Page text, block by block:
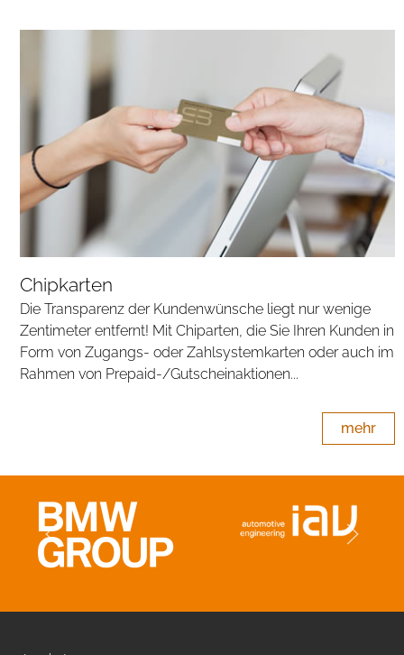
Chipkarten
Die Transparenz der Kundenwünsche liegt nur wenige
Zentimeter entfernt! Mit Chiparten, die Sie Ihren Kunden in
Form von Zugangs- oder Zahlsystemkarten oder auch im
Rahmen von Prepaid-/Gutscheinaktionen...
mehr